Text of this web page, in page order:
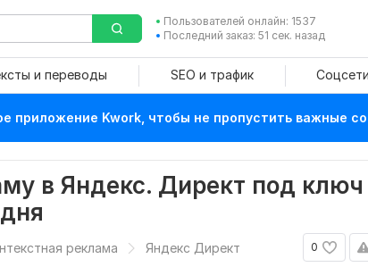
Пользователей онлайн: 1537
Последний заказ: 51 сек. назад
и переводы SEO и трафик
приложение Kwork, чтобы не пропустить важные
в Яндекс. Директ под ключ
0
реклама Яндекс Директ